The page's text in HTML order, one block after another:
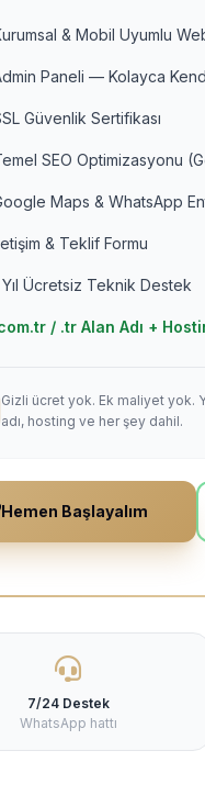
& Mobil Uyumlu
Paneli — Kolayca
Güvenlik Sertifikası
SEO Optimizasyonu
Maps & WhatsApp
& Teklif Formu
Yıl Ücretsiz Teknik Destek
/ .tr Alan Adı +
Gizli ücret yok. Ek maliyet yok.
adı, hosting ve her şey dahil.
Hemen Başlayalım
7/24 Destek
WhatsApp hattı